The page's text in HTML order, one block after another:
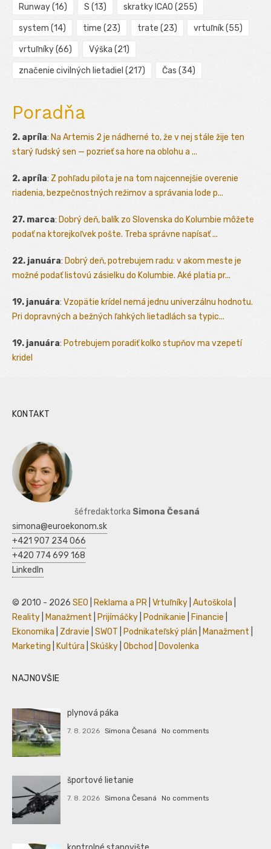
Runway(16) S (13) skratky ICAO (255)
system (14) time (23) trate (23) vrtuľník(55)
vrtuľníky(66) Výška (21)
značenie civilných lietadiel (217) Čas (34)
Poradňa
2. apríla: Na Artemis 2 je nádherné to, že v nej stále žije ten
starý ľudský sen — pozrieť sa hore na oblohu a ...
2. apríla: Z pohľadu pilota je na tom najcennejšie overenie
riadenia, bezpečnostných režimov a správania lode p...
27. marca: Dobrý deň, balík zo Slovenska do Kolumbie môžete
podať na ktorejkoľvek pošte. Treba správne napísať ...
22. januára: Dobrý deň, potrebujem radu: v akom meste je
možné podať listovú zásielku do Kolumbie. Aké platia pr...
19. januára: Vzopätie krídel nemá jednu univerzálnu hodnotu.
Pri dopravných a bežných ľahkých lietadlách sa typic...
19. januára: Potrebujem poradiť kolko stupňov ma vzepetí
kridel
KONTAKT
šéfredaktorka Simona Česaná
simona@euroekonom.sk
+421 907 234 066
+420 774 699 168
LinkedIn
© 2010 - 2026 SEO Reklama a PR Vrtuľníky Autoškola
Reality
Manažment Prijímáčky Podnikanie Financie
Ekonomika
Zdravie SWOT Podnikateľský plán Manažment
Marketing
Kultúra Skúšky Obchod Dovolenka
NAJNOVŠIE
plynová páka
7. 8. 2026 Simona Česaná No comments
športové lietanie
7. 8. 2026 Simona Česaná No comments